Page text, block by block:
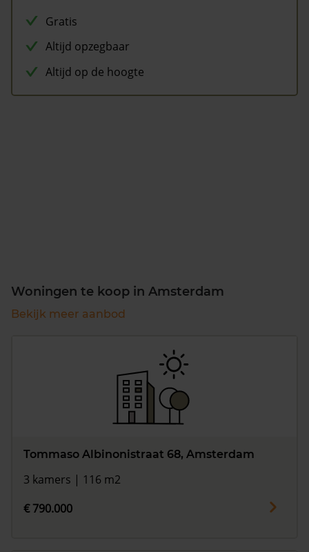
Gratis
Altijd opzegbaar
Altijd op de hoogte
Woningen te koop in Amsterdam
Bekijk meer aanbod
Tommaso Albinonistraat 68, Amsterdam
3 kamers | 116 m2
€ 790.000